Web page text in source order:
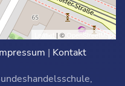
Leaflet | © OpenStreetMap
| Kontakt